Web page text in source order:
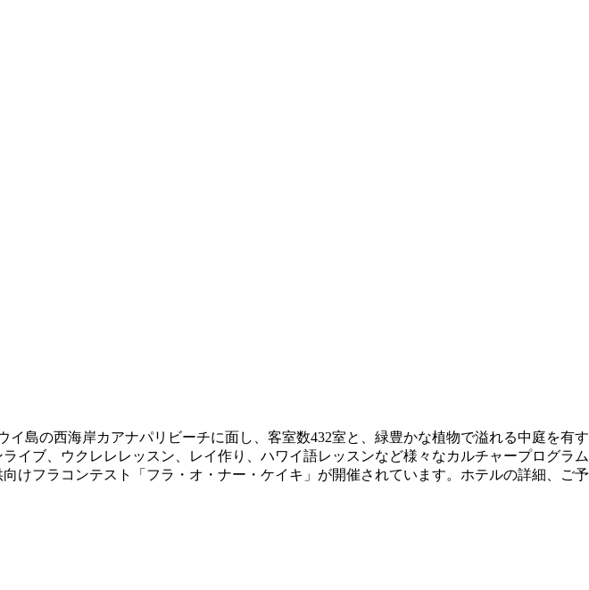
イ島の西海岸カアナパリビーチに面し、客室数432室と、緑豊かな植物で溢れる中庭を有す
イブ、ウクレレレッスン、レイ作り、ハワイ語レッスンなど様々なカルチャープログラム
けフラコンテスト「フラ・オ・ナー・ケイキ」が開催されています。ホテルの詳細、ご予